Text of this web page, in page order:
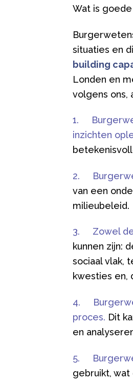
Wat is
situaties en
building
Londen en
volgens ons,
1.
inzichten
2.
van een
milieubeleid.
3. Zowel
kunnen zijn:
sociaal vlak,
kwesties en,
4.
proces. Dit
en
5.
gebruikt,